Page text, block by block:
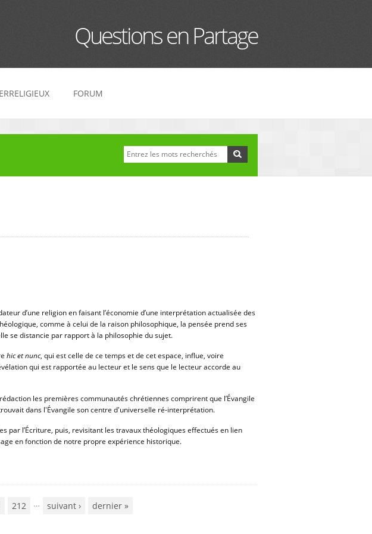
Questions en Partage
FORUM
Formulaire de
recherche
Recherche
d’une religion en faisant l’économie d’une interprétation actualisée des
comme à celui de la raison philosophique, la pensée prend ses
se distancie par rapport à la philosophie du sujet.
hic et nunc, qui est celle de ce temps et de cet espace, influe, voire
qui est rapportée au lecteur et le sens que le lecteur accorde au
les premières communautés chrétiennes comprirent que l’Évangile
dans l'Évangile son centre d'universelle ré-interprétation.
par l’Écriture, puis, revisitant les travaux théologiques effectués en lien
en fonction de notre propre expérience historique.
212 … suivant › dernier »